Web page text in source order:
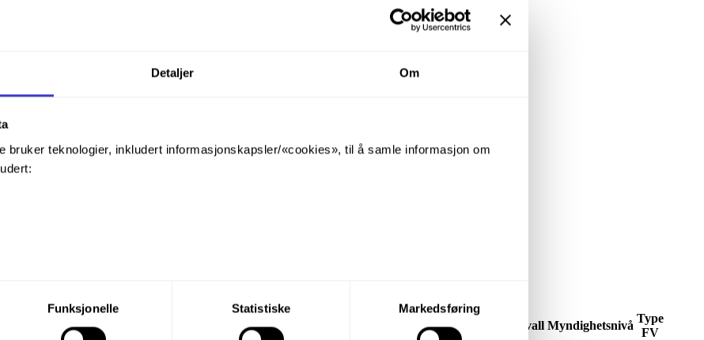
Detaljer Om
bruker teknologier, inkludert informasjonskapsler/«cookies», til å samle informasjon om
din tillatelse til alle disse formålene. Du kan også velge formålet du vil samtykke til ved å
formålet, og deretter trykke «Lagre innstillingene».
Funksjonelle Statistiske Markedsføring
Lang beskrivelse Intervall Myndighetsnivå
Type
FV